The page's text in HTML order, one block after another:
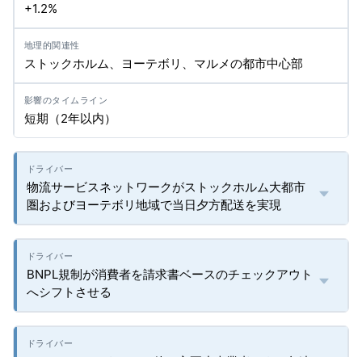
+1.2%
ストックホルム、ヨーテボリ、マルメの都市中心部
短期（2年以内）
物流サービスネットワークがストックホルム大都市
圏およびヨーテボリ地域で当日夕方配送を実現
BNPL規制が消費者を請求書ベースのチェックアウト
へシフトさせる